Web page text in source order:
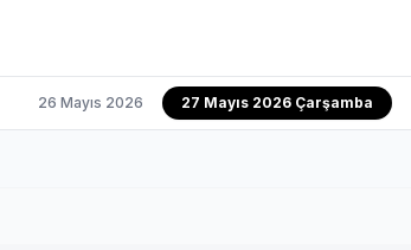
26 Mayıs 2026 27 Mayıs 2026 Çarşamba